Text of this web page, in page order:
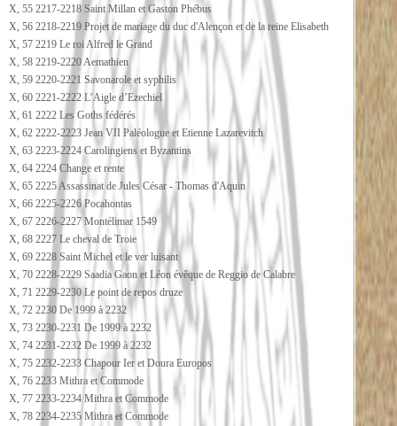
X, 55 2217-2218 Saint Millan et Gaston Phébus
X, 56 2218-2219 Projet de mariage du duc d'Alençon et de la reine Elisabeth
X, 57 2219 Le roi Alfred le Grand
X, 58 2219-2220 Aemathien
X, 59 2220-2221 Savonarole et syphilis
X, 60 2221-2222 L’Aigle d’Ezechiel
X, 61 2222 Les Goths fédérés
X, 62 2222-2223 Jean VII Paléologue et Etienne Lazarevitch
X, 63 2223-2224 Carolingiens et Byzantins
X, 64 2224 Change et rente
X, 65 2225 Assassinat de Jules César - Thomas d'Aquin
X, 66 2225-2226 Pocahontas
X, 67 2226-2227 Montélimar 1549
X, 68 2227 Le cheval de Troie
X, 69 2228 Saint Michel et le ver luisant
X, 70 2228-2229 Saadia Gaon et Léon évêque de Reggio de Calabre
X, 71 2229-2230 Le point de repos druze
X, 72 2230 De 1999 à 2232
X, 73 2230-2231 De 1999 à 2232
X, 74 2231-2232 De 1999 à 2232
X, 75 2232-2233 Chapour Ier et Doura Europos
X, 76 2233 Mithra et Commode
X, 77 2233-2234 Mithra et Commode
X, 78 2234-2235 Mithra et Commode